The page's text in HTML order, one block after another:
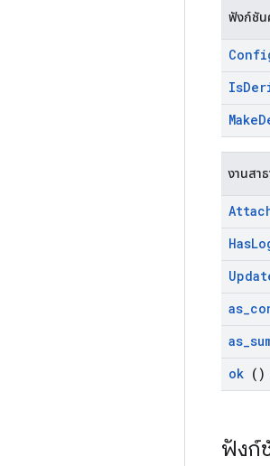
ฟังก์ชัน
Is
Make
งานสา
Has
as_
as_
ok ()
ฟังก์